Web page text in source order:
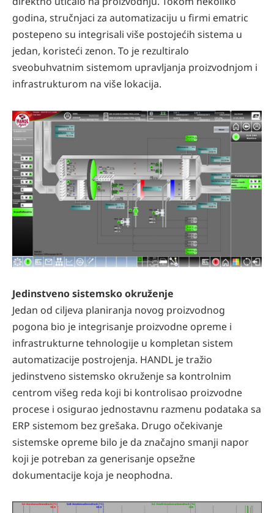
godina, stručnjaci za automatizaciju u firmi ematric
postepeno su integrisali više postojećih sistema u
jedan, koristeći zenon. To je rezultiralo
sveobuhvatnim sistemom upravljanja proizvodnjom i
infrastrukturom na više lokacija.
Jedinstveno sistemsko okruženje
Jedan od ciljeva planiranja novog proizvodnog
pogona bio je integrisanje proizvodne opreme i
infrastrukturne tehnologije u kompletan sistem
automatizacije postrojenja. HANDL je tražio
jedinstveno sistemsko okruženje sa kontrolnim
centrom višeg reda koji bi kontrolisao proizvodne
procese i osigurao jednostavnu razmenu podataka sa
ERP sistemom bez grešaka. Drugo očekivanje
sistemske opreme bilo je da značajno smanji napor
koji je potreban za generisanje opsežne
dokumentacije koja je neophodna.